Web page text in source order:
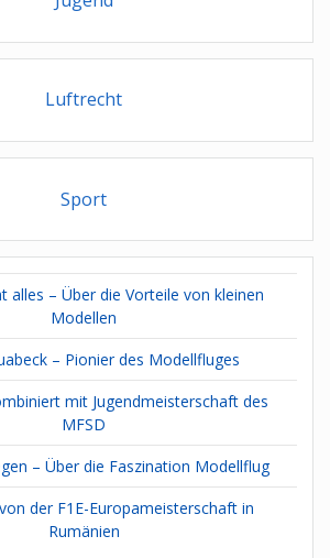
Luftrecht
Sport
alles – Über die Vorteile von kleinen
Modellen
– Pionier des Modellfluges
mit Jugendmeisterschaft des
MFSD
– Über die Faszination Modellflug
der F1E-Europameisterschaft in
Rumänien